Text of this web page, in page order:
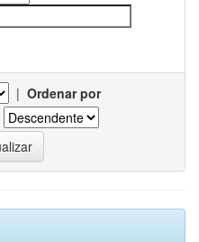
| Ordenar por